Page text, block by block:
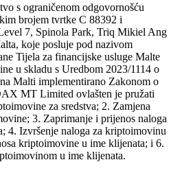
s ograničenom odgovornošću
brojem tvrtke C 88392 i
7, Spinola Park, Triq Mikiel Ang
koje posluje pod nazivom
Tijela za financijske usluge Malte
u skladu s Uredbom 2023/1114 o
Malti implementirano Zakonom o
MT Limited ovlašten je pružati
za sredstva; 2. Zamjena
3. Zaprimanje i prijenos naloga
4. Izvršenje naloga za kriptoimovinu
kriptoimovine u ime klijenata; i 6.
u ime klijenata.